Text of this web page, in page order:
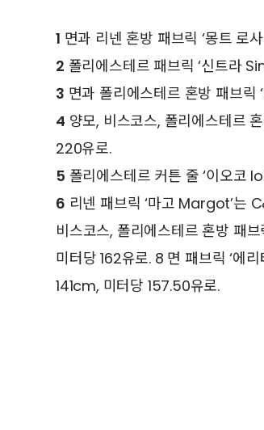
1 면과 리넨 혼방 패브릭 ‘몽트 로
2 폴리에스테르 패브릭 ‘신트라
3 면과 폴리에스테르 혼방 패브
4 양모, 비스코스, 폴리에스테르
220유로.
5 폴리에스테르 커튼 줄 ‘이오
6 리넨 패브릭 ‘마고 Margot’는
비스코스, 폴리에스테르 혼방 패
미터당 162유로. 8 면 패브릭 ‘
141cm, 미터당 157.50유로.